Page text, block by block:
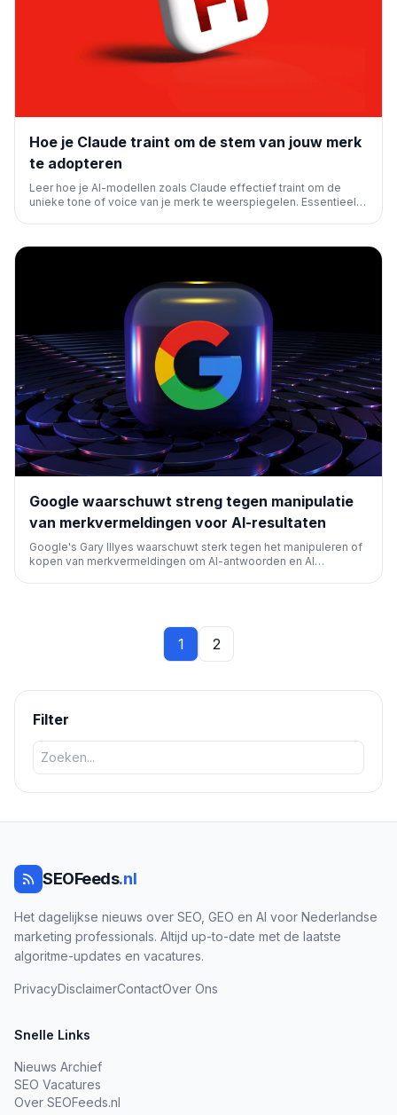
Hoe je Claude traint om de stem van jouw merk
te adopteren
Leer hoe je AI-modellen zoals Claude effectief traint om de
unieke tone of voice van je merk te weerspiegelen. Essentieel
Google waarschuwt streng tegen manipulatie
van merkvermeldingen voor AI-resultaten
Google's Gary Illyes waarschuwt sterk tegen het manipuleren of
kopen van merkvermeldingen om AI-antwoorden en AI
1 2
Filter
SEOFeeds.nl
Het dagelijkse nieuws over SEO, GEO en AI voor Nederlandse
marketing professionals. Altijd up-to-date met de laatste
algoritme-updates en vacatures.
PrivacyDisclaimerContactOver Ons
Snelle Links
Nieuws Archief
SEO Vacatures
Over SEOFeeds.nl